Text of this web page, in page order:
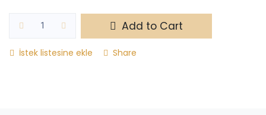
Add to Cart
İstek listesine ekle Share